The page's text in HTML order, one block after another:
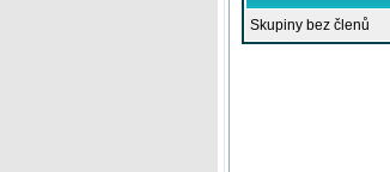
Skupiny bez členů